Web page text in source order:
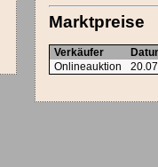
Marktpreise
Verkäufer
Onlineauktion